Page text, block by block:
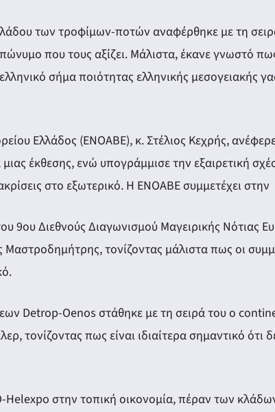
των τροφίμων-ποτών αναφέρθηκε με τη
που τους αξίζει. Μάλιστα, έκανε γνωστό
σήμα ποιότητας ελληνικής μεσογειακής
Ελλάδος (ΕΝΟΑΒΕ), κ. Στέλιος Κεχρής,
έκθεσης, ενώ υπογράμμισε την εξαιρετική
στο εξωτερικό. Η ΕΝΟΑΒΕ συμμετέχει
9ου Διεθνούς Διαγωνισμού Μαγειρικής Νότιας
τονίζοντας μάλιστα πως οι
Detrop-Oenos στάθηκε με τη σειρά του ο
τονίζοντας πως είναι ιδιαίτερα σημαντικό ότι
στην τοπική οικονομία, πέραν των